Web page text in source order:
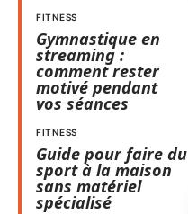
FITNESS
Gymnastique en
streaming :
comment rester
motivé pendant
vos séances
FITNESS
Guide pour faire du
sport à la maison
sans matériel
spécialisé